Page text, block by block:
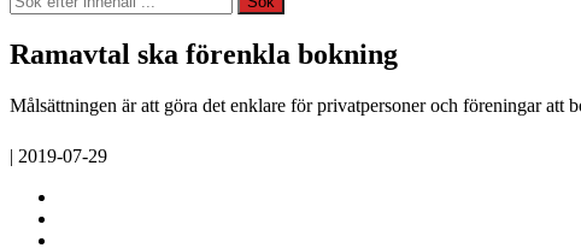
Ramavtal ska förenkla bokning
Målsättningen är att göra det enklare för privatpersoner och föreningar
| 2019-07-29